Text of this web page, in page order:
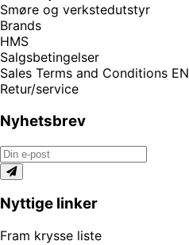
Smøre og verkstedutstyr
Brands
HMS
Salgsbetingelser
Sales Terms and Conditions EN
Retur/service
Nyhetsbrev
Nyttige linker
Fram krysse liste